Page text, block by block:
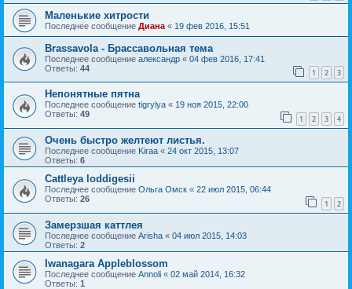
Маленькие хитрости
Последнее сообщение Диана « 19 фев 2016, 15:51
Brassavola - Брассавольная тема
Последнее сообщение александр « 04 фев 2016, 17:41
Ответы: 44 1 2 3
Непонятные пятна
Последнее сообщение tigrylya « 19 ноя 2015, 22:00
Ответы: 49 1 2 3 4
Очень быстро желтеют листья.
Последнее сообщение Kiraa « 24 окт 2015, 13:07
Ответы: 6
Cattleya loddigesii
Последнее сообщение Ольга Омск « 22 июл 2015, 06:44
Ответы: 26 1 2
Замерзшая каттлея
Последнее сообщение Arisha « 04 июл 2015, 14:03
Ответы: 2
Iwanagara Appleblossom
Последнее сообщение Annoli « 02 май 2014, 16:32
Ответы: 1